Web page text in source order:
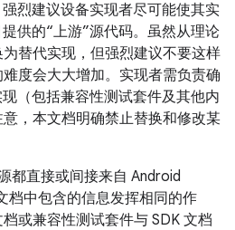
烈建议设备实现者尽可能使其实
供的“上游”源代码。虽然从理论
替代实现，但强烈建议不要这样
度会大大增加。实现者需负责确
（包括兼容性测试套件及其他内
，本文档明确禁止替换和修改某
都直接或间接来自 Android
档中包含的信息发挥相同的作
或兼容性测试套件与 SDK 文档